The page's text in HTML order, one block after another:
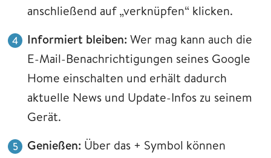
anschließend auf „verknüpfen“ klicken.
Informiert bleiben: Wer mag kann auch die
E-Mail-Benachrichtigungen seines Google
Home einschalten und erhält dadurch
aktuelle News und Update-Infos zu seinem
Gerät.
Genießen: Über das + Symbol können